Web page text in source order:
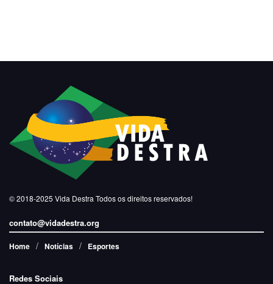
© 2018-2025 Vida Destra Todos os direitos reservados!
contato@vidadestra.org
Home Notícias Esportes
Redes Sociais